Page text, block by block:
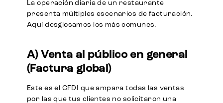
La operación diaria de un restaurante
presenta múltiples escenarios de facturación.
Aquí desglosamos los más comunes.
A) Venta al público en general
(Factura global)
Este es el CFDI que ampara todas las ventas
por las que tus clientes no solicitaron una